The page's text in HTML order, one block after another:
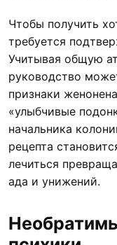
Чтобы получить
требуется
Учитывая общую
руководство
признаки
«улыбчивые
начальника
рецепта
лечиться
ада и унижений.